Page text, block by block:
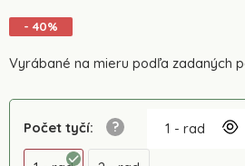
- 40%
Vyrábané na mieru podľa zadaných
Počet tyčí: 1 - rad